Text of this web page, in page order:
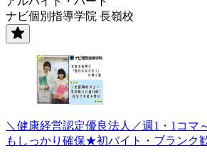
ナビ個別指導学院 長嶺校
＼健康経営認定優良法人／週1・1コマ
もしっかり確保★初バイト・ブランク